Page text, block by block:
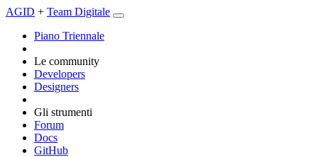
AGID + Team Digitale
Piano Triennale
Le community
Developers
Designers
Gli strumenti
Forum
Docs
GitHub